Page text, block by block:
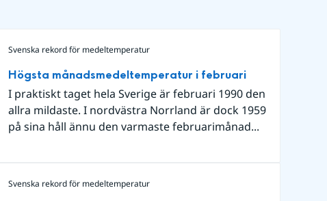
Svenska rekord för medeltemperatur
Högsta månadsmedeltemperatur i februari
I praktiskt taget hela Sverige är februari 1990 den
allra mildaste. I nordvästra Norrland är dock 1959
på sina håll ännu den varmaste februarimånad...
Svenska rekord för medeltemperatur